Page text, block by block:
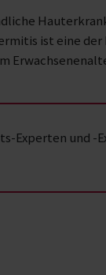
ist eine der
Experten und -